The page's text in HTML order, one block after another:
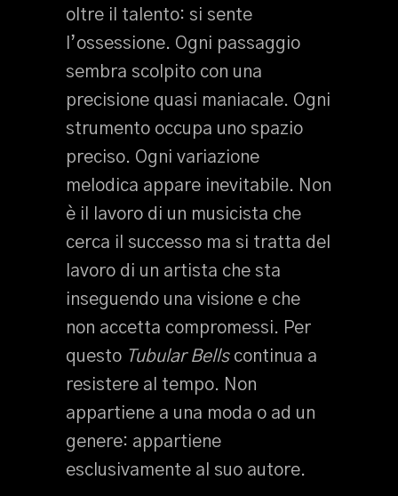
oltre il talento: si sente
l’ossessione. Ogni passaggio
sembra scolpito con una
precisione quasi maniacale. Ogni
strumento occupa uno spazio
preciso. Ogni variazione
melodica appare inevitabile. Non
è il lavoro di un musicista che
cerca il successo ma si tratta del
lavoro di un artista che sta
inseguendo una visione e che
non accetta compromessi. Per
questo Tubular Bells continua a
resistere al tempo. Non
appartiene a una moda o ad un
genere: appartiene
esclusivamente al suo autore.